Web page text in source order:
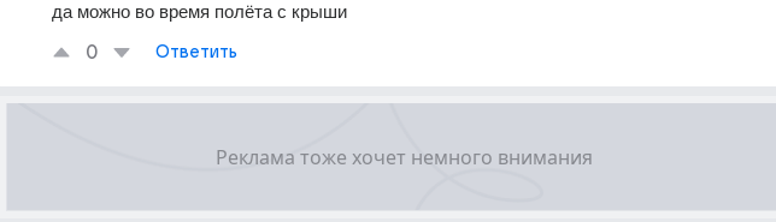
да можно во время полёта с крыши
0 Ответить